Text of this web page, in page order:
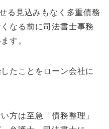
る見込みもなく多重債務
なる前に司法書士事務
す。
たことをローン会社に
方は至急「債務整理」